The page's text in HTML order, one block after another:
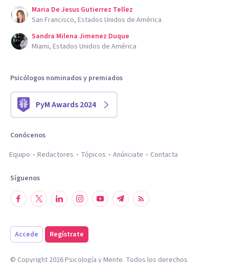
Maria De Jesus Gutierrez Tellez
San Francisco, Estados Unidos de América
Sandra Milena Jimenez Duque
Miami, Estados Unidos de América
Psicólogos nominados y premiados
PyM Awards 2024
Conócenos
Equipo
Redactores Tópicos Anúnciate Contacta
Síguenos
Accede Regístrate
© Copyright 2026Psicología y Mente. Todos los derechos